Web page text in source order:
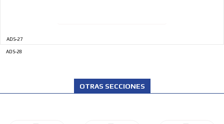
ADS-27
ADS-28
OTRAS SECCIONES